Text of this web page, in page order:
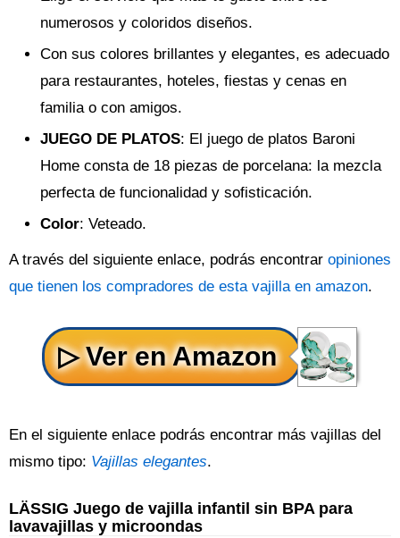
numerosos y coloridos diseños.
Con sus colores brillantes y elegantes, es adecuado
para restaurantes, hoteles, fiestas y cenas en
familia o con amigos.
JUEGO DE PLATOS: El juego de platos Baroni
Home consta de 18 piezas de porcelana: la mezcla
perfecta de funcionalidad y sofisticación.
Color: Veteado.
A través del siguiente enlace, podrás encontrar opiniones
que tienen los compradores de esta vajilla en amazon.
En el siguiente enlace podrás encontrar más vajillas del
mismo tipo: Vajillas elegantes.
LÄSSIG Juego de vajilla infantil sin BPA para
lavavajillas y microondas